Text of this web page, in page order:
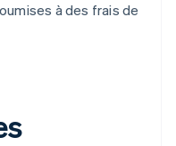
à des frais de